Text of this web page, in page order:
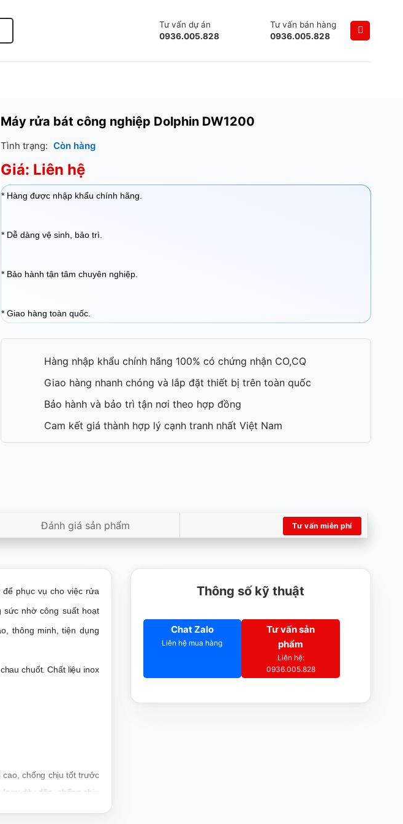
Tư vấn dự án
0936.005.828
Tư vấn bán hàng
0936.005.828
Máy rửa bát công nghiệp Dolphin DW1200
Tình trạng: Còn hàng
Giá: Liên hệ
* Hàng được nhập khẩu chính hãng.
* Dễ dàng vệ sinh, bảo trì.
* Bảo hành tận tâm chuyên nghiệp.
* Giao hàng toàn quốc.
Hàng nhập khẩu chính hãng 100% có chứng nhận CO,CQ
Giao hàng nhanh chóng và lắp đặt thiết bị trên toàn quốc
Bảo hành và bảo trì tận nơi theo hợp đồng
Cam kết giá thành hợp lý cạnh tranh nhất Việt Nam
Đánh giá sản phẩm Tư vấn miễn phí
phục vụ cho việc rửa
sức nhờ công suất hoạt
thông minh, tiện dụng
chuốt. Chất liệu inox
chống chịu tốt trước
dày dặn, chống chịu
máy làm bằng hợp kim
Thông số kỹ thuật
Chat Zalo
Liên hệ mua hàng
Tư vấn sản
phẩm
Liên hệ:
0936.005.828